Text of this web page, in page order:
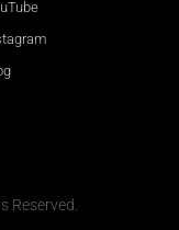
Reserved.